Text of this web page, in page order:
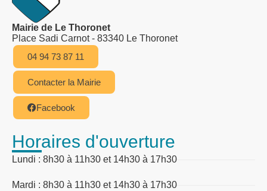
Mairie de Le Thoronet
Place Sadi Carnot - 83340 Le Thoronet
04 94 73 87 11
Contacter la Mairie
Facebook
Horaires d'ouverture
Lundi : 8h30 à 11h30 et 14h30 à 17h30
Mardi : 8h30 à 11h30 et 14h30 à 17h30